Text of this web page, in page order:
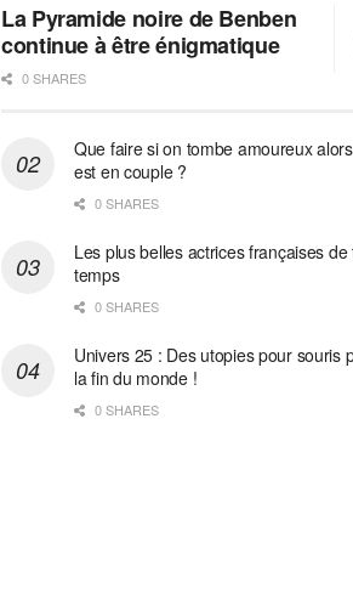
La Pyramide noire de Benben
continue à être énigmatique
0 SHARES
Que faire si on tombe amoureux alors
est en couple ?
0 SHARES
Les plus belles actrices françaises de
temps
0 SHARES
Univers 25 : Des utopies pour souris
la fin du monde !
0 SHARES